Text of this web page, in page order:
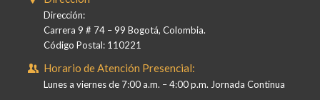
Dirección:
Carrera 9 # 74 – 99 Bogotá, Colombia.
Código Postal: 110221
Horario de Atención Presencial:
Lunes a viernes de 7:00 a.m. – 4:00 p.m. Jornada Continua